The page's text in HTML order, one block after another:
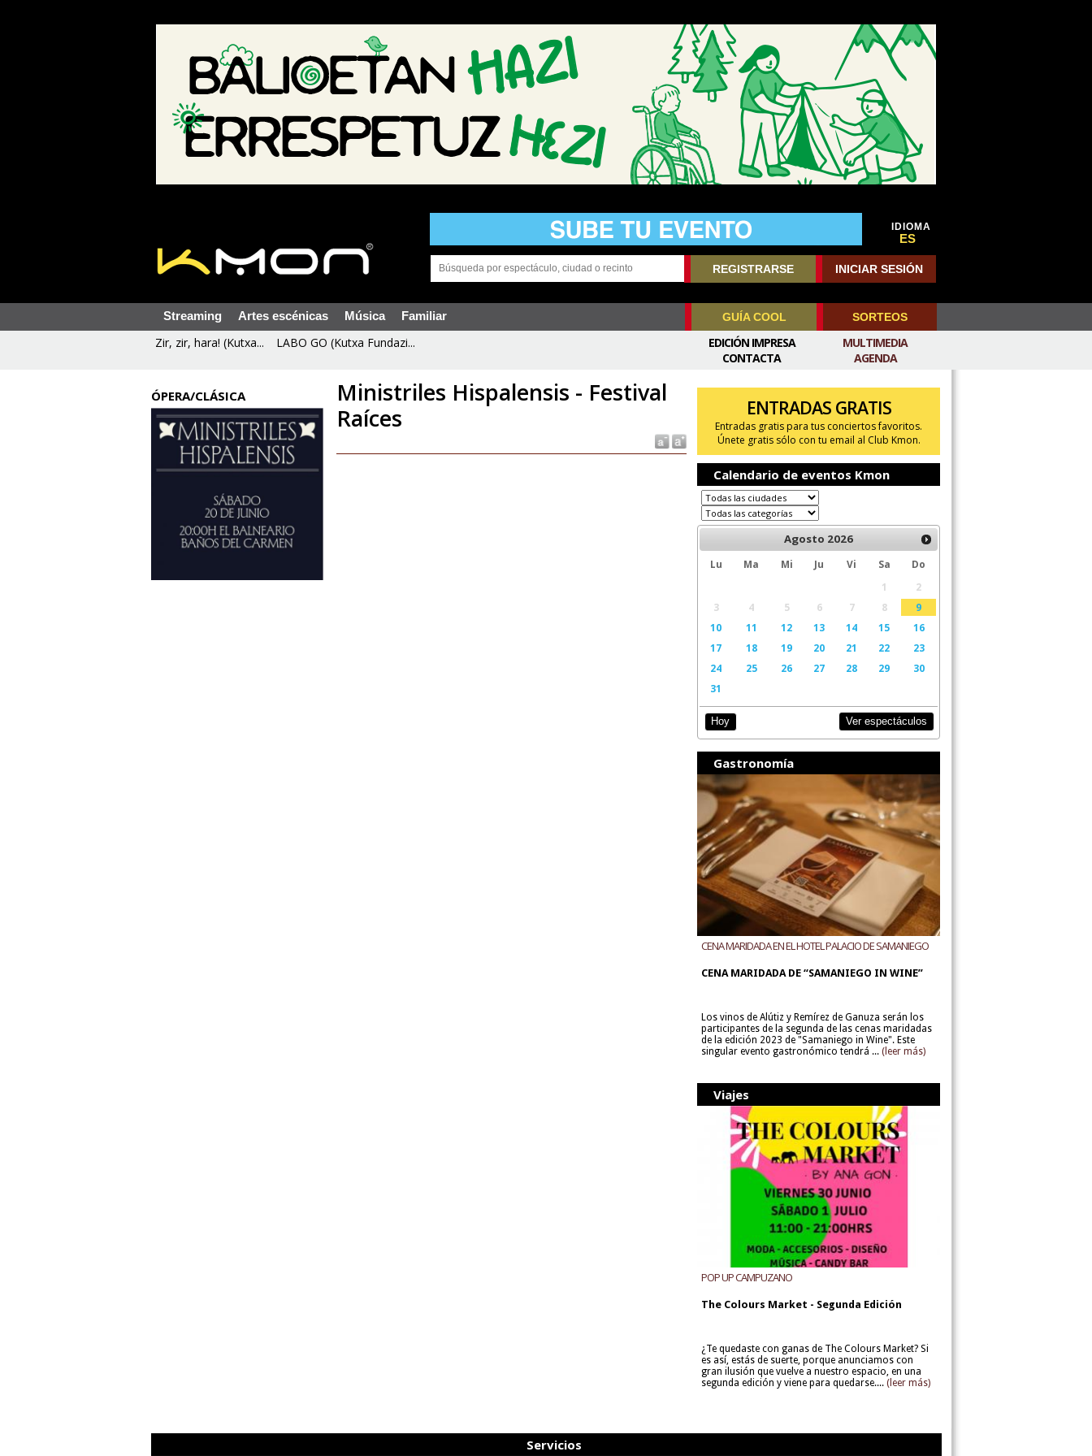
IDIOMA
ES
REGISTRARSE INICIAR SESIÓN
Streaming Artes escénicas Música Familiar GUÍA COOL SORTEOS
Zir, zir, hara! (Kutxa... LABO GO (Kutxa Fundazi...
MULTIMEDIA
AGENDA
EDICIÓN IMPRESA
CONTACTA
ÓPERA/CLÁSICA
Ministriles Hispalensis - Festival
Raíces
ENTRADAS GRATIS
Entradas gratis para tus conciertos favoritos.
Únete gratis sólo con tu email al Club Kmon.
Calendario de eventos Kmon
Agosto 2026
Lu Ma Mi Ju Vi Sa
Do
1
2
3
4 5 6 7 8
9
10
11 12 13 14 15
16
17
18 19 20 21 22
23
24
25 26 27 28 29
30
31
Hoy Ver espectáculos
Gastronomía
CENA MARIDADA EN EL HOTEL PALACIO DE SAMANIEGO
CENA MARIDADA DE “SAMANIEGO IN WINE”
Los vinos de Alútiz y Remírez de Ganuza serán los
participantes de la segunda de las cenas maridadas
de la edición 2023 de "Samaniego in Wine". Este
singular evento gastronómico tendrá ... (leer más)
Viajes
POP UP CAMPUZANO
The Colours Market - Segunda Edición
¿Te quedaste con ganas de The Colours Market? Si
es así, estás de suerte, porque anunciamos con
gran ilusión que vuelve a nuestro espacio, en una
segunda edición y viene para quedarse.... (leer más)
Servicios